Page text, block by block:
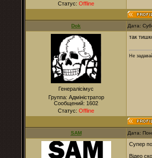
Статус: Offline
Dok Дата:
Генералісімус
Группа: Адміністратор
Сообщений: 1602
Статус: Offline
так
Не
SAM Дата:
Супер
Відео